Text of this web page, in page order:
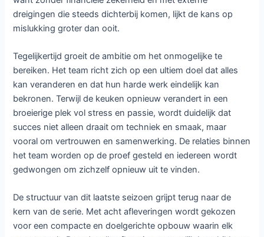
allesbepalend hoofdstuk waarin spanning, emotie en
culinaire perfectie samenkomen. Wat begon als het verhaal
van een getroebleerde chef die een bescheiden
seizoen uit tot een alles of niets strijd waarin de toekomst
van het restaurant en de mensen erachter op het spel
staat. Met de release van dit slotseizoen komt een einde
aan een van de meest geprezen televisieseries van de
afgelopen jaren, en dat afscheid belooft zowel intens als
ontroerend te worden.
Het verhaal neemt een onverwachte wending wanneer
Carmen Berzatto besluit de keuken achter zich te laten en
alles op scherp en dwingt de achterblijvers om zonder hun
leider verder te gaan. Sydney, Richie en Natalie staan
plotseling aan het roer en moeten niet alleen het restaurant